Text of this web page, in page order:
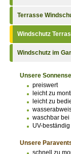
Terrasse
Windschutz
Windschutz im
Unsere
preiswert
leicht zu
leicht zu
waschbar bei
UV-beständig
Unsere
schnell zu